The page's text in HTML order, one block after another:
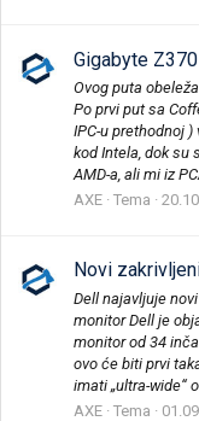
Gigabyte
Ovog puta
Po prvi put sa
IPC-u prethodnoj
kod Intela, dok su
AMD-a, ali mi iz
AXE Tema
Novi
Dell najavljuje
monitor Dell je
monitor od 34
ovo će biti prvi
imati „ultra-wide“
AXE Tema